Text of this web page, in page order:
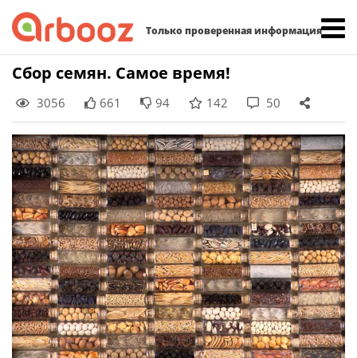
Только проверенная информация
Skip
content
Сбор семян. Самое время!
3056 661 94 142 50
Найти: